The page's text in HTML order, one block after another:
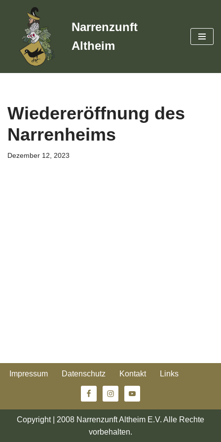
Inhalt
springen
Narrenzunft
Altheim
Wiedereröffnung des
Narrenheims
Dezember 12, 2023
Impressum Datenschutz Kontakt Links
Copyright | 2008 Narrenzunft Altheim E.V. Alle Rechte
vorbehalten.